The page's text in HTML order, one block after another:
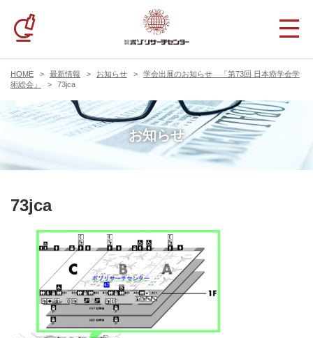
HOME 最新情報 お知らせ
学会出展のお知らせ 「第73回 日本癌学会学
術総会」
73jca
お知らせ
73jca